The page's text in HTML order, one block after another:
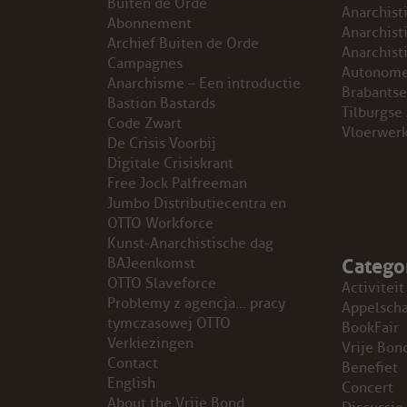
ANARCHISTISCHE GROEP A’DAM
ANARCHISTISCH COLLECTIEF ANTWERPEN
ANARCHISTISCH COLLECTIEF BRUGGE
VB AMSTERDAM
VRIJ COLLECTIEF KORTRIJK
LEUVENSE ANARCHISTISCHE GROEP
VB UTRECHT
Buiten de Orde
Abonnement
Archief Buiten de Orde
Campagnes
Anarchisme – Een introductie
Bastion Bastards
Code Zwart
De Crisis Voorbij
Digitale Crisiskrant
Free Jock Palfreeman
Jumbo Distributiecentra en
OTTO Workforce
Kunst-Anarchistische dag
BAJeenkomst
OTTO Slaveforce
Problemy z agencja… pracy
tymczasowej OTTO
Verkiezingen
Contact
English
Tilburgse
Activiteit
Appelscha
BookFair
Vrije
Benefiet
Concert